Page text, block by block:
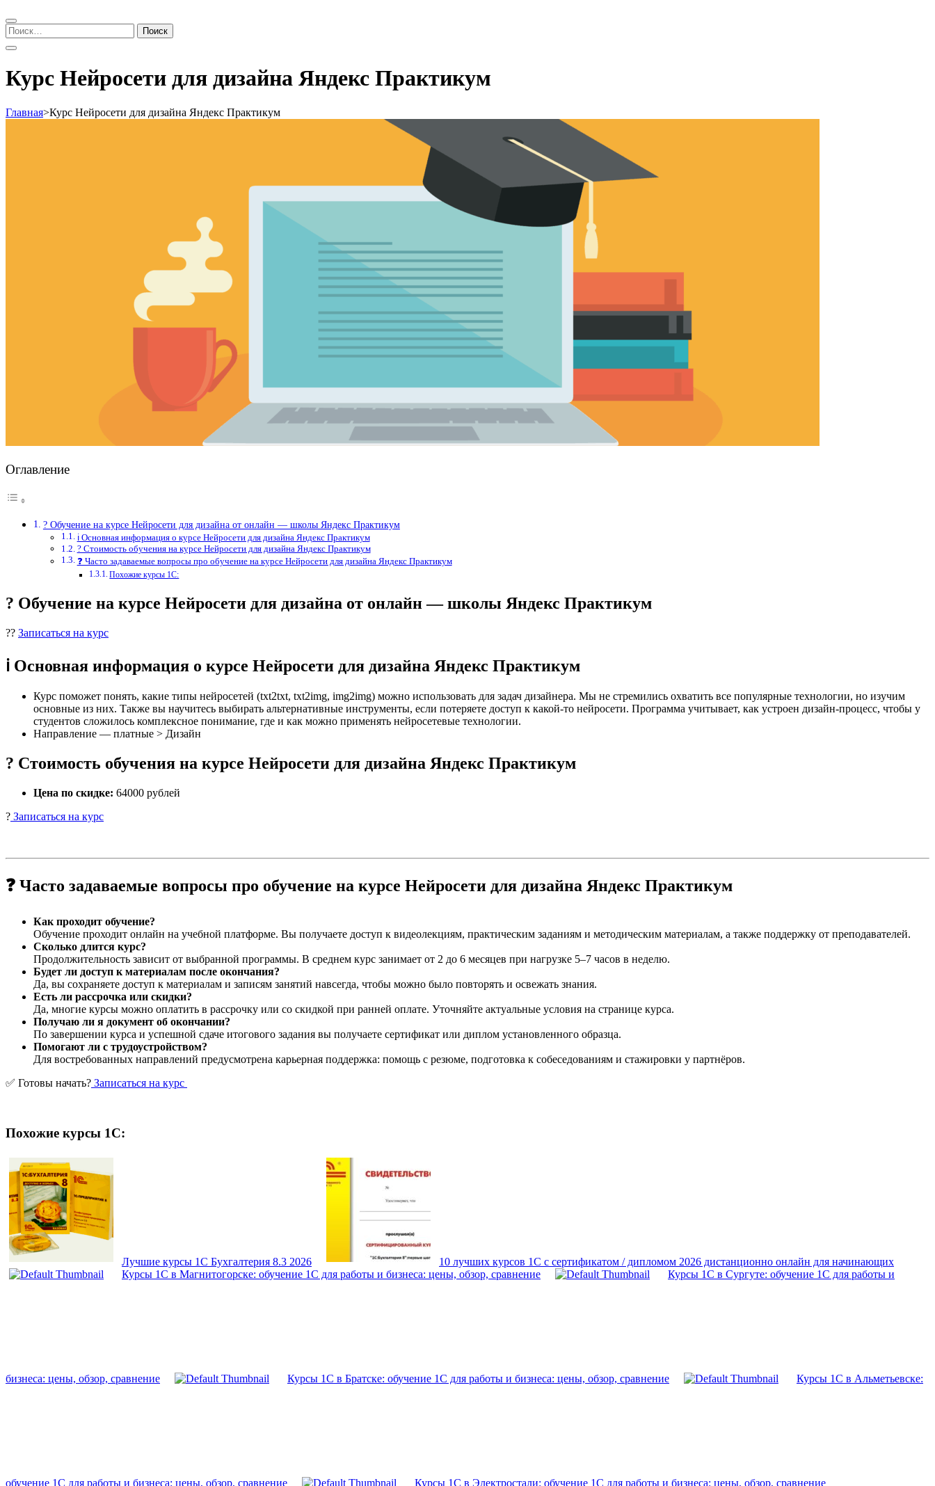
Найти:
Курс Нейросети для дизайна Яндекс Практикум
Главная>Курс Нейросети для дизайна Яндекс Практикум
Оглавление
? Обучение на курсе Нейросети для дизайна от онлайн — школы Яндекс Практикум
ℹ️ Основная информация о курсе Нейросети для дизайна Яндекс Практикум
? Стоимость обучения на курсе Нейросети для дизайна Яндекс Практикум
❓ Часто задаваемые вопросы про обучение на курсе Нейросети для дизайна Яндекс Практикум
Похожие курсы 1С:
? Обучение на курсе Нейросети для дизайна от онлайн — школы Яндекс Практикум
?? Записаться на курс
ℹ️ Основная информация о курсе Нейросети для дизайна Яндекс Практикум
Курс поможет понять, какие типы нейросетей (txt2txt, txt2img, img2img) можно использовать для задач дизайнера. Мы не стремились охватить все популярные технологии, но изучим
основные из них. Также вы научитесь выбирать альтернативные инструменты, если потеряете доступ к какой-то нейросети. Программа учитывает, как устроен дизайн-процесс, чтобы у
студентов сложилось комплексное понимание, где и как можно применять нейросетевые технологии.
Направление — платные > Дизайн
? Стоимость обучения на курсе Нейросети для дизайна Яндекс Практикум
Цена по скидке: 64000 рублей
? Записаться на курс
❓ Часто задаваемые вопросы про обучение на курсе Нейросети для дизайна Яндекс Практикум
Как проходит обучение?
Обучение проходит онлайн на учебной платформе. Вы получаете доступ к видеолекциям, практическим заданиям и методическим материалам, а также поддержку от преподавателей.
Сколько длится курс?
Продолжительность зависит от выбранной программы. В среднем курс занимает от 2 до 6 месяцев при нагрузке 5–7 часов в неделю.
Будет ли доступ к материалам после окончания?
Да, вы сохраняете доступ к материалам и записям занятий навсегда, чтобы можно было повторять и освежать знания.
Есть ли рассрочка или скидки?
Да, многие курсы можно оплатить в рассрочку или со скидкой при ранней оплате. Уточняйте актуальные условия на странице курса.
Получаю ли я документ об окончании?
По завершении курса и успешной сдаче итогового задания вы получаете сертификат или диплом установленного образца.
Помогают ли с трудоустройством?
Для востребованных направлений предусмотрена карьерная поддержка: помощь с резюме, подготовка к собеседованиям и стажировки у партнёров.
✅ Готовы начать? Записаться на курс
Похожие курсы 1С:
Лучшие курсы 1С Бухгалтерия 8.3 2026
10 лучших курсов 1С с сертификатом / дипломом 2026 дистанционно онлайн для начинающих
Курсы 1С в Магнитогорске: обучение 1С для работы и бизнеса: цены, обзор, сравнение
Курсы 1С в Сургуте: обучение 1С для работы и
бизнеса: цены, обзор, сравнение Курсы 1С в Братске: обучение 1С для работы и бизнеса: цены, обзор, сравнение Курсы 1С в Альметьевске:
обучение 1С для работы и бизнеса: цены, обзор, сравнение Курсы 1С в Электростали: обучение 1С для работы и бизнеса: цены, обзор, сравнение